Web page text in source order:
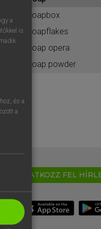
soapbox
soapflakes
soap opera
soap powder
IRATKOZZ FEL
a
is
és a
a